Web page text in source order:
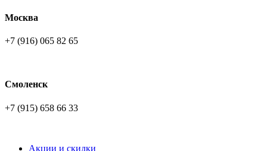
Москва
+7 (916) 065 82 65
Смоленск
+7 (915) 658 66 33
Акции и скидки